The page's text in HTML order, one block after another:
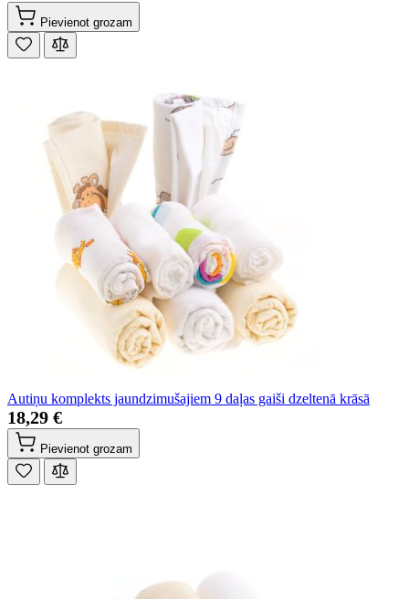
Pievienot grozam
Autiņu komplekts jaundzimušajiem 9 daļas gaiši dzeltenā krāsā
18,29 €
Pievienot grozam